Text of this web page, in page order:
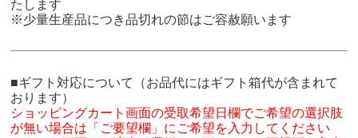
たします
※少量生産品につき品切れの節はご容赦願います
■ギフト対応について（お品代にはギフト箱代が含まれて
おります）
ショッピングカート画面の受取希望日欄でご希望の選択肢
が無い場合は「ご要望欄」にご希望を入力してください